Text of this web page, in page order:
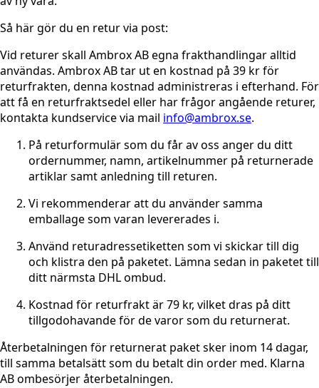
Så här gör du en retur via post:
Vid returer skall Ambrox AB egna frakthandlingar alltid
användas. Ambrox AB tar ut en kostnad på 39 kr för
returfrakten, denna kostnad administreras i efterhand. För
att få en returfraktsedel eller har frågor angående returer,
kontakta kundservice via mail info@ambrox.se.
På returformulär som du får av oss anger du ditt
ordernummer, namn, artikelnummer på returnerade
artiklar samt anledning till returen.
Vi rekommenderar att du använder samma
emballage som varan levererades i.
Använd returadressetiketten som vi skickar till dig
och klistra den på paketet. Lämna sedan in paketet till
ditt närmsta DHL ombud.
Kostnad för returfrakt är 79 kr, vilket dras på ditt
tillgodohavande för de varor som du returnerat.
Återbetalningen för returnerat paket sker inom 14 dagar,
till samma betalsätt som du betalt din order med. Klarna
AB ombesörjer återbetalningen.